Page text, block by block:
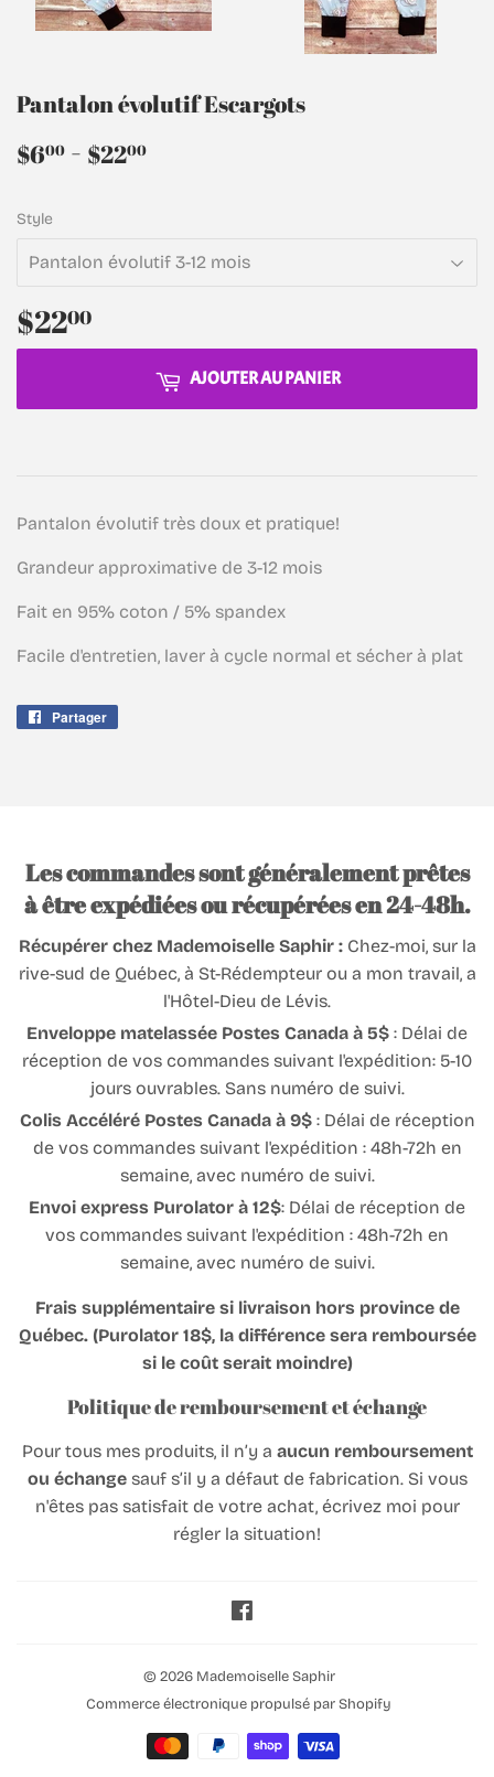
Pantalon évolutif Escargots
$600 $6.00
- $2200
Style
$2200
AJOUTER AU PANIER
Pantalon évolutif très doux et pratique!
Grandeur approximative de 3-12 mois
Fait en 95% coton / 5% spandex
Facile d'entretien, laver à cycle normal et sécher à plat
Partager
Les commandes sont généralement prêtes
à être expédiées ou récupérées en 24-48h.
Récupérer chez Mademoiselle Saphir :Chez-moi, sur la
rive-sud de Québec, à St-Rédempteur ou a mon travail, a
l'Hôtel-Dieu de Lévis.
Enveloppe matelassée Postes Canada à 5$ : Délai de
réception de vos commandes suivant l'expédition: 5-10
jours ouvrables. Sans numéro de suivi.
Colis Accéléré Postes Canada à 9$: Délai de réception
de vos commandes suivant l'expédition : 48h-72h en
semaine, avec numéro de suivi.
Envoi express Purolator à 12$: Délai de réception de
vos commandes suivant l'expédition : 48h-72h en
semaine, avec numéro de suivi.
Frais supplémentaire si livraison hors province de
Québec. (Purolator 18$, la différence sera remboursée
si le coût serait moindre)
Politique de remboursement et échange
Pour tous mes produits, il n’y a aucun remboursement
ou échangesauf s’il y a défaut de fabrication. Si vous
n'êtes pas satisfait de votre achat, écrivez moi pour
régler la situation!
© 2026 Mademoiselle Saphir
Commerce électronique propulsé par Shopify
Icônes